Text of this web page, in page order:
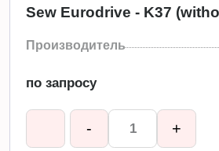
Sew Eurodrive - K37
Производитель
по запросу
- +